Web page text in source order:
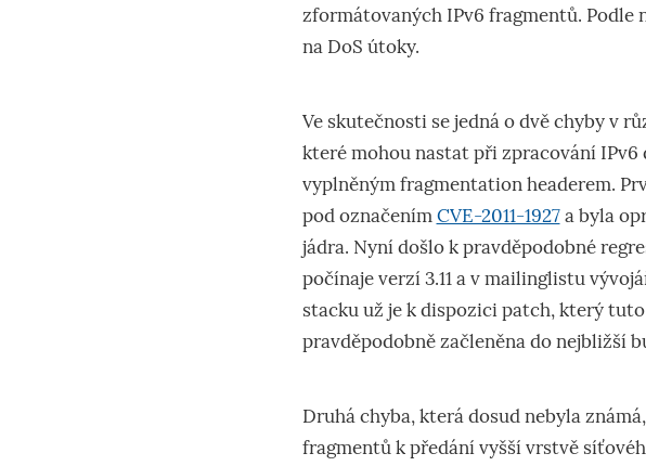
zformátovaných IPv6 fragmentů. Podle
na DoS útoky.
Ve skutečnosti se jedná o dvě chyby v
které mohou nastat při zpracování IPv6
vyplněným fragmentation headerem.
pod označenímCVE-2011-1927a byla
jádra. Nyní došlo k pravděpodobné
počínaje verzí 3.11 a v mailinglistu
stacku už je k dispozici patch, který
pravděpodobně začleněna do nejbližší
Druhá chyba, která dosud nebyla
fragmentů k předání vyšší vrstvě